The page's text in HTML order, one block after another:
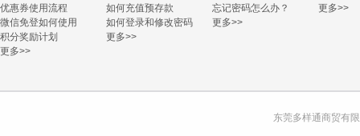
优惠券使用流程
微信免登如何使用
积分奖励计划
更多>>
如何充值预存款
如何登录和修改密码
更多>>
忘记密码怎么办？
更多>>
更多>>
东莞多样通商贸有